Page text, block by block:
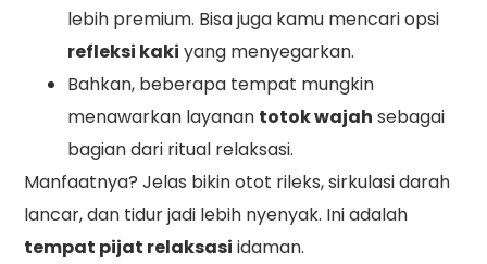
lebih premium. Bisa juga kamu mencari opsi
refleksi kaki yang menyegarkan.
Bahkan, beberapa tempat mungkin
menawarkan layanan totok wajah sebagai
bagian dari ritual relaksasi.
Manfaatnya? Jelas bikin otot rileks, sirkulasi darah
lancar, dan tidur jadi lebih nyenyak. Ini adalah
tempat pijat relaksasi idaman.